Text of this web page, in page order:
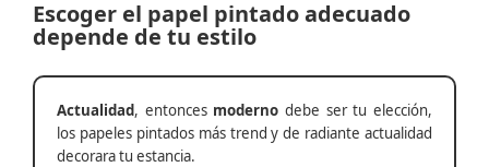
Escoger el papel pintado adecuado
depende de tu estilo
Actualidad, entonces moderno debe ser tu elección,
los papeles pintados más trend y de radiante actualidad
decorara tu estancia.